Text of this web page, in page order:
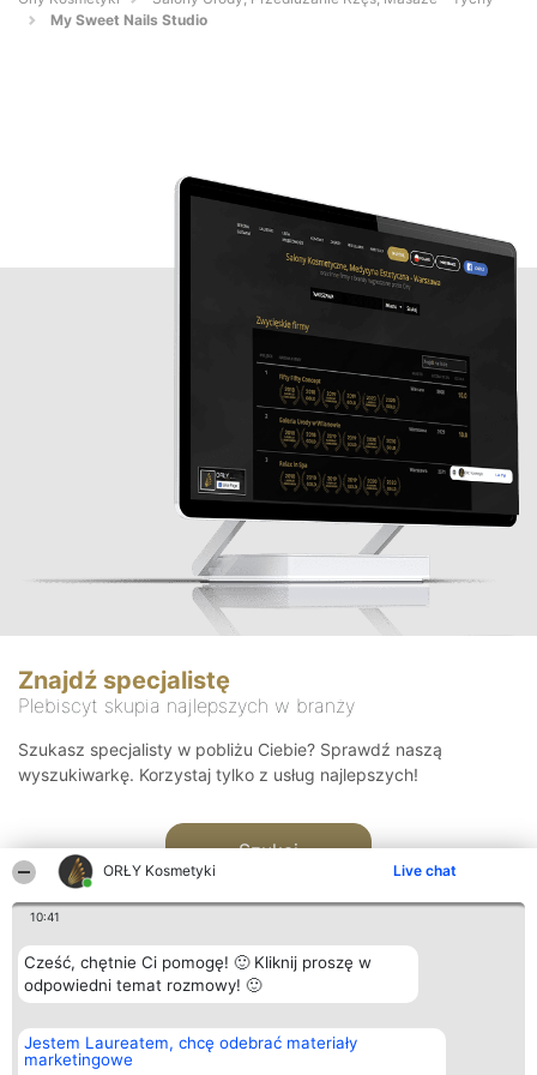
ORŁY Kosmetyki Live chat
10:41
Cześć, chętnie Ci pomogę! 🙂 Kliknij proszę w
odpowiedni temat rozmowy! 🙂
Jestem Laureatem, chcę odebrać materiały
marketingowe
My Sweet Nails Studio
Znajdź specjalistę
Plebiscyt skupia najlepszych w branży
Szukasz specjalisty w pobliżu Ciebie? Sprawdź naszą
wyszukiwarkę. Korzystaj tylko z usług najlepszych!
Szukaj
Organizator plebiscytu
Bright Side Solutions sp. z o.
o. sp. k.
Plebiscyt
Laureaci
Blog
Articles
Kontakt